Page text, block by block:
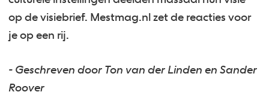
op de visiebrief. Mestmag.nl zet de reacties voor
je op een rij.
- Geschreven door Ton van der Linden en Sander
Roover